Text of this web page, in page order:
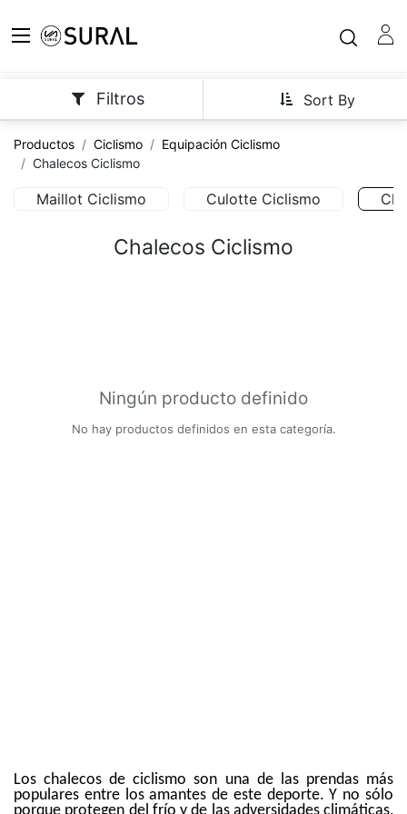
Sort By
Filtros
Productos Ciclismo
Equipación Ciclismo
Chalecos Ciclismo
Maillot Ciclismo Culotte Ciclismo
Chalecos Ciclismo
Ningún producto definido
No hay productos definidos en esta categoría.
Los chalecos de ciclismo son una de las prendas más
populares entre los amantes de este deporte. Y no sólo